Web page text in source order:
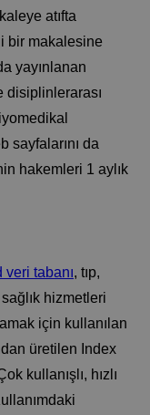
atıfta
bir makalesine
yayınlanan
disiplinlerarası
sayfalarını da
hakemleri 1 aylık
veri tabanı, tıp,
hizmetleri
için kullanılan
üretilen Index
kullanışlı, hızlı